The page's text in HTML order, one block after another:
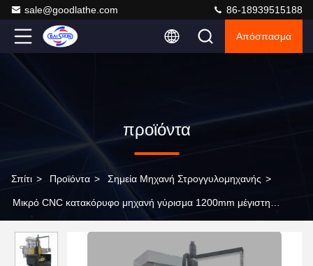
sale@goodlathe.com 86-18939515188
Απόσπασμα
προϊόντα
Σπίτι > Προϊόντα > Σημεία Μηχανή Στρογγυλομηχανής >
Μικρό CNC κατακόρυφο μηχανή γύρισμα 1200mm μέγιστη